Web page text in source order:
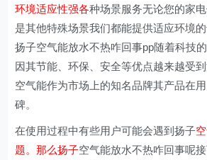
环境适应性强各种场景服务无论您的家
是其他特殊场景我们都能提供适应环境
扬子空气能放水不热咋回事pp随着科技
因其节能、环保、安全等优点越来越受
空气能作为市场上的知名品牌其产品在
碑。
在使用过程中有些用户可能会遇到扬子
题。那么扬子空气能放水不热咋回事呢